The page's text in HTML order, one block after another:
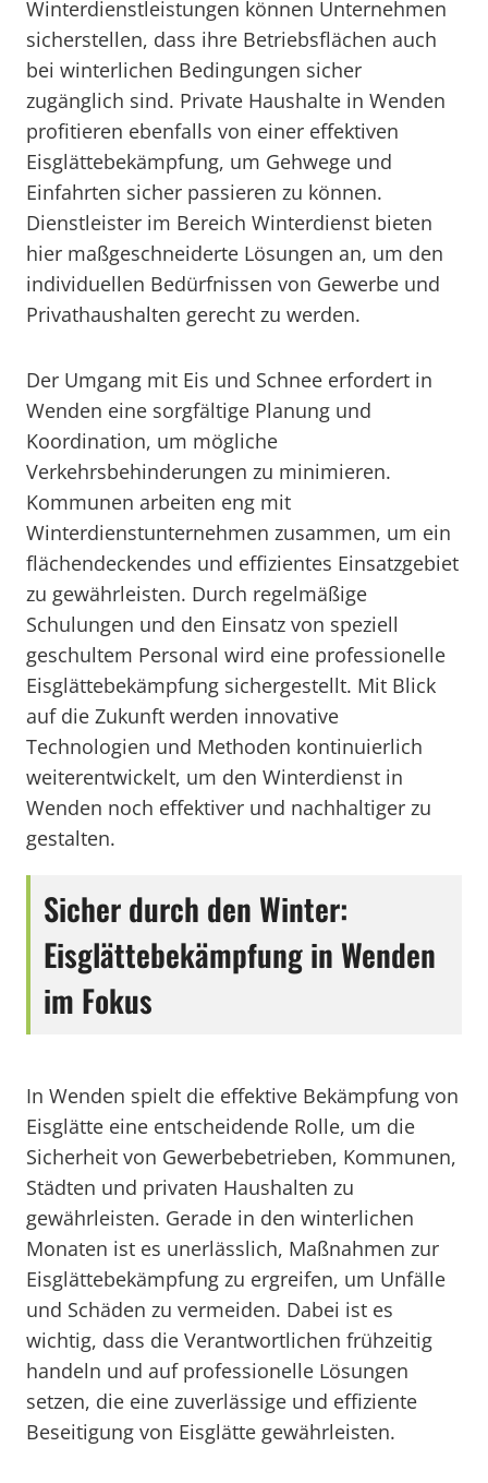
Winterdienstleistungen können Unternehmen
sicherstellen, dass ihre Betriebsflächen auch
bei winterlichen Bedingungen sicher
zugänglich sind. Private Haushalte in Wenden
profitieren ebenfalls von einer effektiven
Eisglättebekämpfung, um Gehwege und
Einfahrten sicher passieren zu können.
Dienstleister im Bereich Winterdienst bieten
hier maßgeschneiderte Lösungen an, um den
individuellen Bedürfnissen von Gewerbe und
Privathaushalten gerecht zu werden.
Der Umgang mit Eis und Schnee erfordert in
Wenden eine sorgfältige Planung und
Koordination, um mögliche
Verkehrsbehinderungen zu minimieren.
Kommunen arbeiten eng mit
Winterdienstunternehmen zusammen, um ein
flächendeckendes und effizientes Einsatzgebiet
zu gewährleisten. Durch regelmäßige
Schulungen und den Einsatz von speziell
geschultem Personal wird eine professionelle
Eisglättebekämpfung sichergestellt. Mit Blick
auf die Zukunft werden innovative
Technologien und Methoden kontinuierlich
weiterentwickelt, um den Winterdienst in
Wenden noch effektiver und nachhaltiger zu
gestalten.
Sicher durch den Winter:
Eisglättebekämpfung in Wenden
im Fokus
In Wenden spielt die effektive Bekämpfung von
Eisglätte eine entscheidende Rolle, um die
Sicherheit von Gewerbebetrieben, Kommunen,
Städten und privaten Haushalten zu
gewährleisten. Gerade in den winterlichen
Monaten ist es unerlässlich, Maßnahmen zur
Eisglättebekämpfung zu ergreifen, um Unfälle
und Schäden zu vermeiden. Dabei ist es
wichtig, dass die Verantwortlichen frühzeitig
handeln und auf professionelle Lösungen
setzen, die eine zuverlässige und effiziente
Beseitigung von Eisglätte gewährleisten.